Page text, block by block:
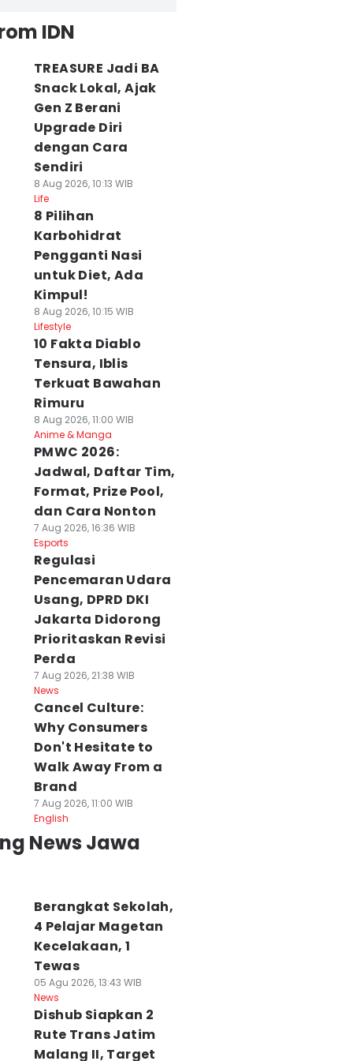
IDN
TREASURE Jadi BA
Snack Lokal, Ajak
Gen Z Berani
Upgrade Diri
dengan Cara
Sendiri
8 Aug 2026, 10:13 WIB
Life
8 Pilihan
Karbohidrat
Pengganti Nasi
untuk Diet, Ada
Kimpul!
8 Aug 2026, 10:15 WIB
Lifestyle
10 Fakta Diablo
Tensura, Iblis
Terkuat Bawahan
Rimuru
8 Aug 2026, 11:00 WIB
Anime & Manga
PMWC 2026:
Jadwal, Daftar Tim,
Format, Prize Pool,
dan Cara Nonton
7 Aug 2026, 16:36 WIB
Esports
Regulasi
Pencemaran Udara
Usang, DPRD DKI
Jakarta Didorong
Prioritaskan Revisi
Perda
7 Aug 2026, 21:38 WIB
News
Cancel Culture:
Why Consumers
Don't Hesitate to
Walk Away From a
Brand
7 Aug 2026, 11:00 WIB
English
News Jawa
Berangkat Sekolah,
4 Pelajar Magetan
Kecelakaan, 1
Tewas
05 Agu 2026, 13:43 WIB
News
Dishub Siapkan 2
Rute Trans Jatim
Malang II, Target